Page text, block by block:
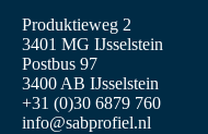
Produktieweg 2
3401 MG IJsselstein
Postbus 97
3400 AB IJsselstein
+31 (0)30 6879 760
info@sabprofiel.nl